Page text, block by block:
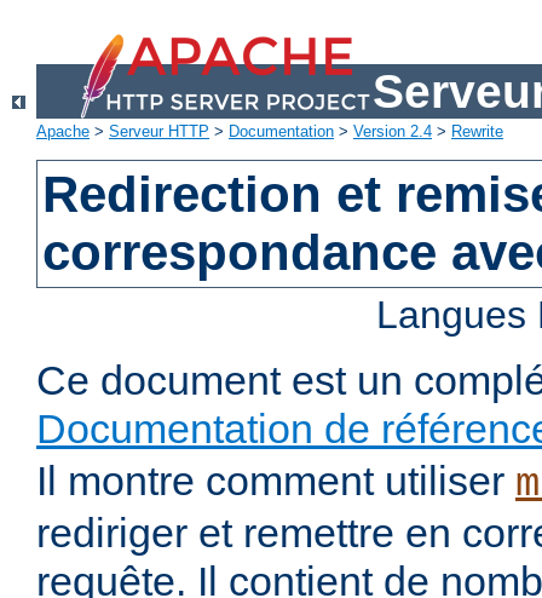
Apache > Serveur HTTP > Documentation > Version 2.4 > Rewrite
Redirection et
correspondance
Ce document est un
Documentation de
Il montre comment utiliser
rediriger et remettre en
requête. Il contient de